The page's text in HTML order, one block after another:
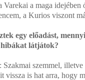
Varekai a maga
a Kurios viszont
egy előadást,
látjátok?
szemmel, illetve
vissza is hat arra, hogy